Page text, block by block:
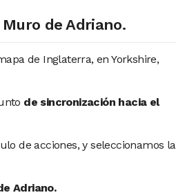
de Adriano.
de Inglaterra, en Yorkshire,
de sincronización hacia el
de acciones, y seleccionamos la
Adriano.